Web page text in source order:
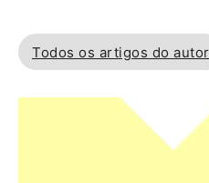
Todos os artigos do autor